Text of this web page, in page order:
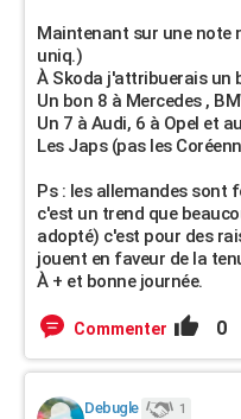
Maintenant sur une note
uniq.)
À Skoda j'attribuerais un
Un bon 8 à Mercedes ,
Un 7 à Audi, 6 à Opel et
Les Japs (pas les
Ps : les allemandes sont
c'est un trend que
adopté) c'est pour des
jouent en faveur de la
À + et bonne journée.
Commenter 0
Debugle 1